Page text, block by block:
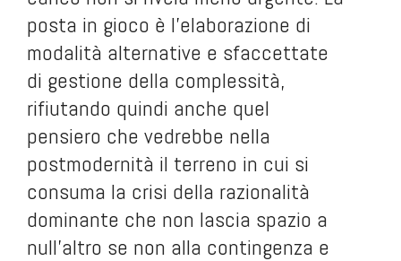
posta in gioco è l’elaborazione di
modalità alternative e sfaccettate
di gestione della complessità,
rifiutando quindi anche quel
pensiero che vedrebbe nella
postmodernità il terreno in cui si
consuma la crisi della razionalità
dominante che non lascia spazio a
null’altro se non alla contingenza e